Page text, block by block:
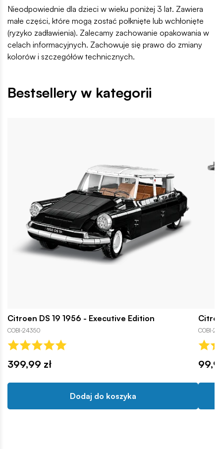
Nieodpowiednie dla dzieci w wieku poniżej 3 lat. Zawiera
małe części, które mogą zostać połknięte lub wchłonięte
(ryzyko zadławienia). Zalecamy zachowanie opakowania w
celach informacyjnych. Zachowuje się prawo do zmiany
kolorów i szczegółów technicznych.
Bestsellery w kategorii
Citroen DS 19 1956 - Executive Edition
COBI-24350
399,99 zł
Dodaj do koszyka
COBI-